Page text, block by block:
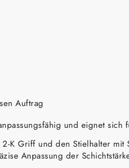
Auftrag
und eignet
K Griff und den Stielhalter
Anpassung der